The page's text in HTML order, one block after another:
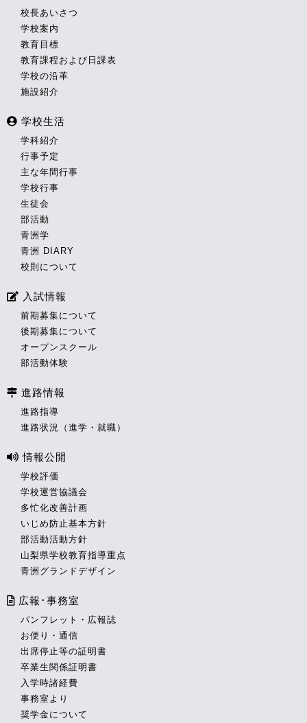
校長あいさつ
学校案内
教育目標
教育課程および日課表
学校の沿革
施設紹介
学校生活
学科紹介
行事予定
主な年間行事
学校行事
生徒会
部活動
青洲学
青洲 DIARY
校則について
入試情報
前期募集について
後期募集について
オープンスクール
部活動体験
進路情報
進路指導
進路状況（進学・就職）
情報公開
学校評価
学校運営協議会
多忙化改善計画
いじめ防止基本方針
部活動活動方針
山梨県学校教育指導重点
青洲グランドデザイン
広報･事務室
パンフレット・広報誌
お便り・通信
出席停止等の証明書
卒業生関係証明書
入学時諸経費
事務室より
奨学金について